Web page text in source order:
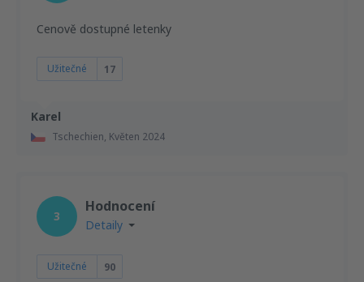
Karel
Tschechien, Květen 2024
Cenově dostupné letenky
Užitečné 17
3
Hodnocení
Detaily
Užitečné 90